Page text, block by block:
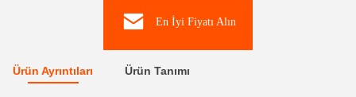
En İyi Fiyatı Alın
Ürün Ayrıntıları Ürün Tanımı